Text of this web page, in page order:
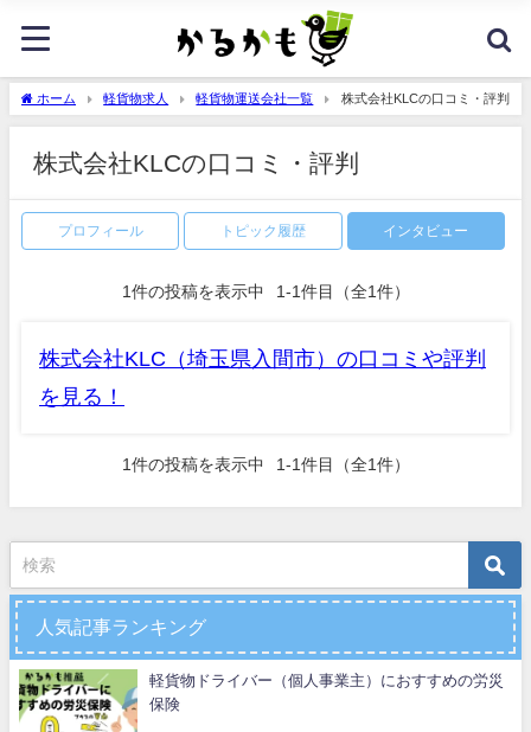
ホーム 軽貨物求人 軽貨物運送会社一覧 株式会社KLCの口コミ・評判
株式会社KLCの口コミ・評判
プロフィール トピック履歴 インタビュー
1 件の投稿を表示中 1-1件目 （全1件）
株式会社KLC（埼玉県入間市）の口コミや評判
を見る！
1 件の投稿を表示中 1-1件目 （全1件）
人気記事ランキング
軽貨物ドライバー（個人事業主）におすすめの労災
保険